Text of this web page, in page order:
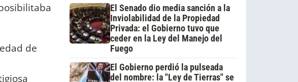
de
El Senado dio media sanción a la
Inviolabilidad de la Propiedad
Privada: el Gobierno tuvo que
ceder en la Ley del Manejo del
Fuego
El Gobierno perdió la pulseada
del nombre: la "Ley de Tierras" se